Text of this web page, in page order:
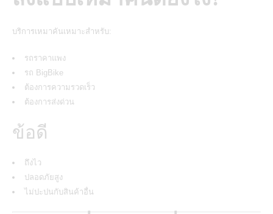
บริการเหมาคันเหมาะสำหรับ:
รถราคาแพง
รถ BigBike
ต้องการความรวดเร็ว
ต้องการส่งด่วน
ข้อดี
ถึงไว
ปลอดภัยสูง
ไม่ปะปนกับสินค้าอื่น